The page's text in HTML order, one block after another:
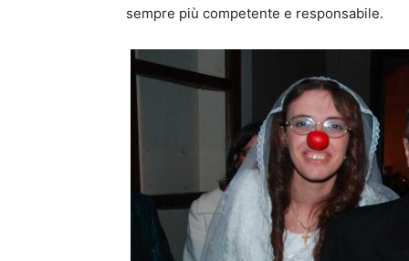
sempre più competente e responsabile.